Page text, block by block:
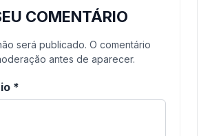
COMENTÁRIO
será publicado. O comentário
antes de aparecer.
*